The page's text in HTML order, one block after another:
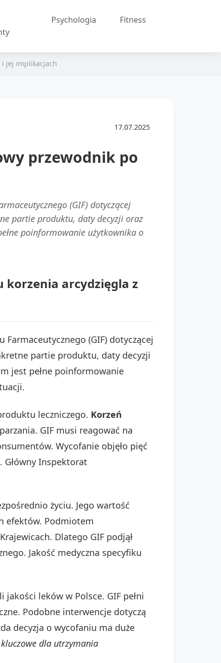
Psychologia Fitness
i jej implikacjach
17.07.2025
przewodnik po
(GIF) dotyczącej
partie produktu, daty decyzji oraz
poinformowanie użytkownika o
korzenia arcydzięgla z
Farmaceutycznego (GIF) dotyczącej
partie produktu, daty decyzji
jest pełne poinformowanie
leczniczego. Korzeń
GIF musi reagować na
Wycofanie objęło pięć
Główny Inspektorat
życiu. Jego wartość
efektów. Podmiotem
Dlatego GIF podjął
Jakość medyczna specyfiku
leków w Polsce. GIF pełni
Podobne interwencje dotyczą
decyzja o wycofaniu ma duże
dla utrzymania